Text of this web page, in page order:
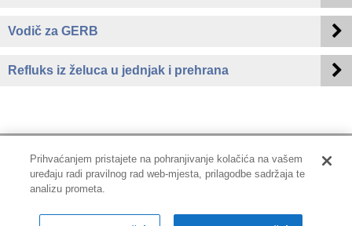
Vodič za GERB
Refluks iz želuca u jednjak i prehrana
Impressum | Pravne informacije
Copyright © 2001-2026 PLIVAzdravlje
Prihvaćanjem pristajete na pohranjivanje kolačića na vašem
uređaju radi pravilnog rad web-mjesta, prilagodbe sadržaja te
analizu prometa.